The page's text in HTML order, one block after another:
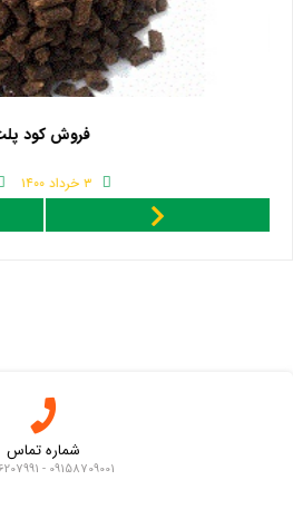
فروش کود پلت
۳ خرداد ۱۴۰۰
شماره تماس
09158709001 - 05136207991